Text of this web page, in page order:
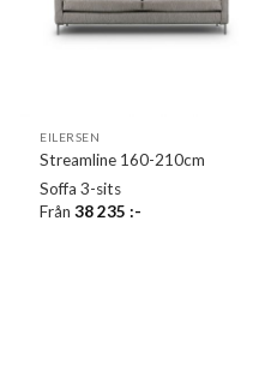
EILERSEN
Streamline 160-210cm
Soffa 3-sits
Från38 235:-